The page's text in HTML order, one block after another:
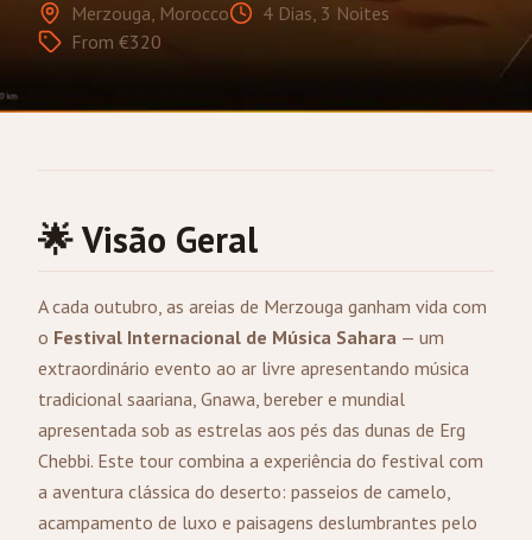
Merzouga, Morocco
4 Dias, 3 Noites
From €320
🌟 Visão Geral
A cada outubro, as areias de Merzouga ganham vida com
o Festival Internacional de Música Sahara — um
extraordinário evento ao ar livre apresentando música
tradicional saariana, Gnawa, bereber e mundial
apresentada sob as estrelas aos pés das dunas de Erg
Chebbi. Este tour combina a experiência do festival com
a aventura clássica do deserto: passeios de camelo,
acampamento de luxo e paisagens deslumbrantes pelo